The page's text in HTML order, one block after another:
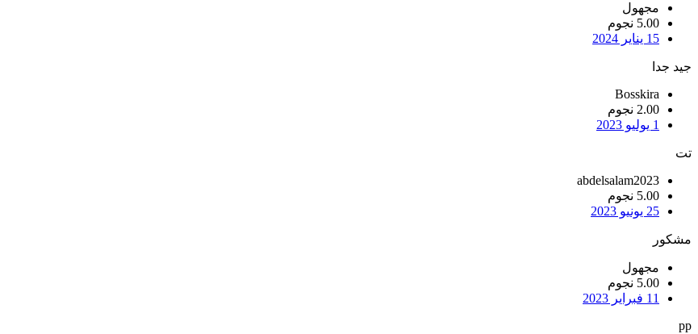
مجهول
5.00 نجوم
15 يناير 2024
جيد جدا
Bosskira
2.00 نجوم
1 يوليو 2023
تت
abdelsalam2023
5.00 نجوم
25 يونيو 2023
مشكور
مجهول
5.00 نجوم
11 فبراير 2023
pp